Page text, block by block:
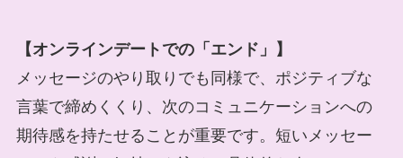
【オンラインデートでの「エンド」】
メッセージのやり取りでも同様で、ポジティブな
言葉で締めくくり、次のコミュニケーションへの
期待感を持たせることが重要です。短いメッセー